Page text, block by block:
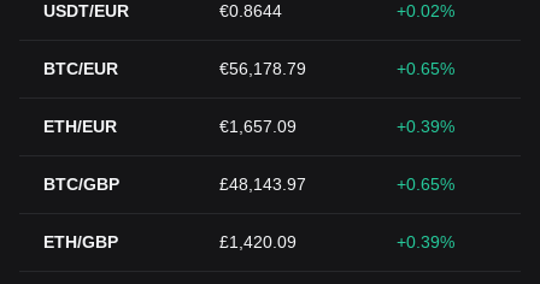
USDT/EUR €0.8644 +0.02%
BTC/EUR €56,178.79 +0.65%
ETH/EUR €1,657.09 +0.39%
BTC/GBP £48,143.97 +0.65%
ETH/GBP £1,420.09 +0.39%